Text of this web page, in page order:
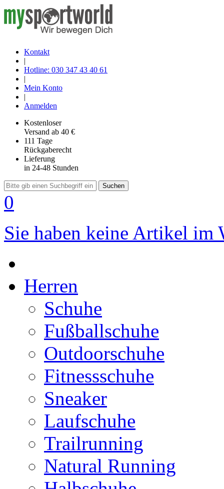
Kontakt
|
Hotline: 030 347 43 40 61
|
Mein Konto
|
Anmelden
Kostenloser
Versand ab 40 €
111 Tage
Rückgaberecht
Lieferung
in 24-48 Stunden
Suchen
0
Sie haben keine Artikel im
Herren
Schuhe
Fußballschuhe
Outdoorschuhe
Fitnessschuhe
Sneaker
Laufschuhe
Trailrunning
Natural Running